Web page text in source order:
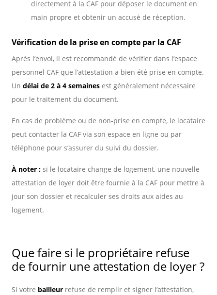
directement à la CAF pour déposer le document en
main propre et obtenir un accusé de réception.
Vérification de la prise en compte par la CAF
Après l’envoi, il est recommandé de vérifier dans l’espace
personnel CAF que l’attestation a bien été prise en compte.
Un délai de 2 à 4 semaines est généralement nécessaire
pour le traitement du document.
En cas de problème ou de non-prise en compte, le locataire
peut contacter la CAF via son espace en ligne ou par
téléphone pour s’assurer du suivi du dossier.
À noter : si le locataire change de logement, une nouvelle
attestation de loyer doit être fournie à la CAF pour mettre à
jour son dossier et recalculer ses droits aux aides au
logement.
Que faire si le propriétaire refuse
de fournir une attestation de loyer ?
Si votre bailleur refuse de remplir et signer l’attestation,